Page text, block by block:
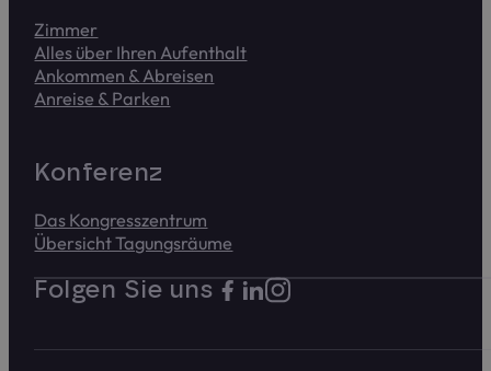
Zimmer
Alles über Ihren Aufenthalt
Ankommen & Abreisen
Anreise & Parken
Kon­fe­renz
Das Kongress­zentrum
Übersicht Tagungs­räume
Folgen Sie uns Folgen Sie uns auf Facebook. Link
Folgen Sie uns auf LinkedIn.
Folgen Sie uns auf